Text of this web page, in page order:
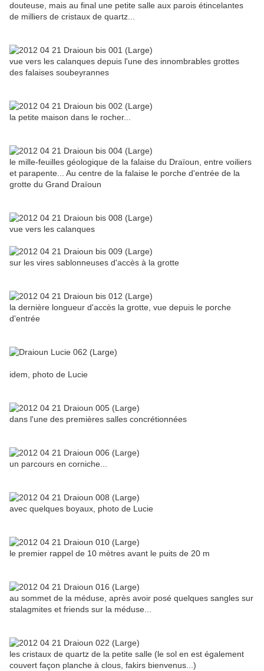
douteuse, mais au final une petite salle aux parois étincelantes
de milliers de cristaux de quartz...
vue vers les calanques depuis l'une des innombrables grottes
des falaises soubeyrannes
la petite maison dans le rocher...
le mille-feuilles géologique de la falaise du Draïoun, entre voiliers
et parapente... Au centre de la falaise le porche d'entrée de la
grotte du Grand Draïoun
vue vers les calanques
sur les vires sablonneuses d'accès à la grotte
la dernière longueur d'accès la grotte, vue depuis le porche
d'entrée
idem, photo de Lucie
dans l'une des premières salles concrétionnées
un parcours en corniche...
avec quelques boyaux, photo de Lucie
le premier rappel de 10 mètres avant le puits de 20 m
au sommet de la méduse, après avoir posé quelques sangles sur
stalagmites et friends sur la méduse...
les cristaux de quartz de la petite salle (le sol en est également
couvert façon planche à clous, fakirs bienvenus...)